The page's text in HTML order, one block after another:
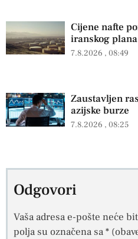
Cijene nafte
iranskog
7.8.2026 08:49
Zaustavljen
azijske burze
7.8.2026 08:25
Odgovori
Vaša adresa e-pošte neće
polja su označena sa*